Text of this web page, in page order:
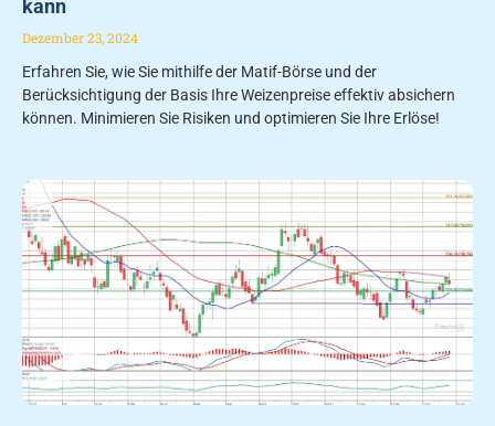
kann
Dezember 23, 2024
Erfahren Sie, wie Sie mithilfe der Matif-Börse und der
Berücksichtigung der Basis Ihre Weizenpreise effektiv absichern
können. Minimieren Sie Risiken und optimieren Sie Ihre Erlöse!